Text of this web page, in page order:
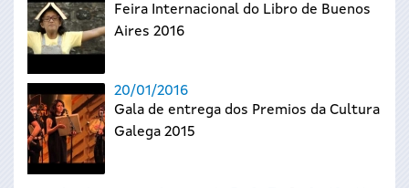
Feira Internacional do Libro de Buenos
Aires 2016
20/01/2016
Gala de entrega dos Premios da Cultura
Galega 2015